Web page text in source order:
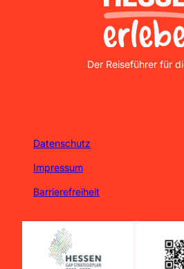
Nordhessen Erleben
Der Reiseführer für
Datenschutz
Impressum
Barrierefreiheit